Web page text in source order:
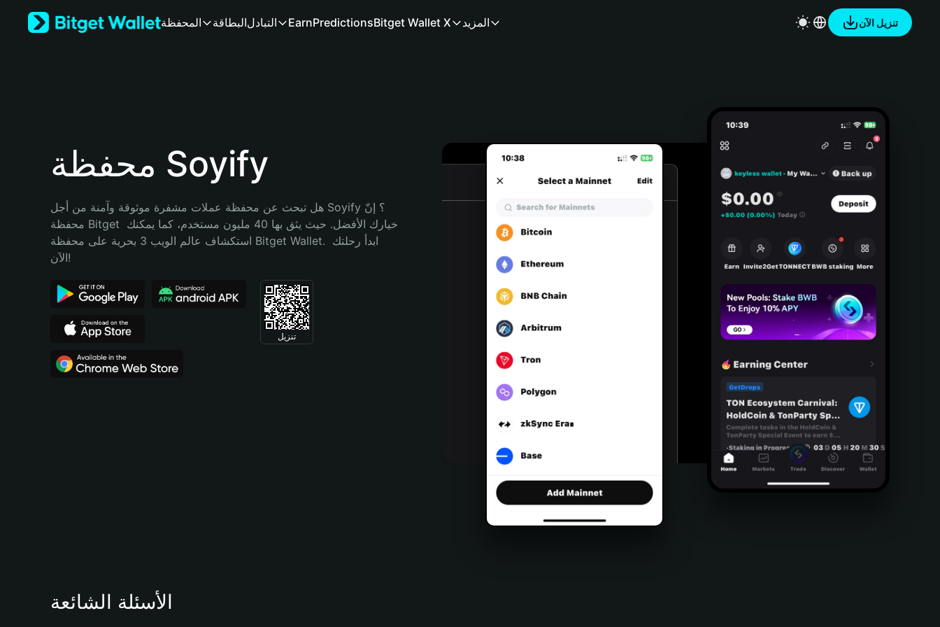
Bahasa Indonesia
Português (Brasil)
المحفظة البطاقةالتبادل EarnPredictionsBitget Wallet X المزيد تنزيل الآن
محفظة Soyify
هل تبحث عن محفظة عملات مشفرة موثوقة وآمنة من أجل Soyify؟ إنّ
محفظة Bitget خيارك الأفضل. حيث يثق بها 40 مليون مستخدم، كما يمكنك
استكشاف عالم الويب 3 بحرية على محفظة Bitget Wallet. ابدأ رحلتك
الآن!
تنزيل
الأسئلة الشائعة